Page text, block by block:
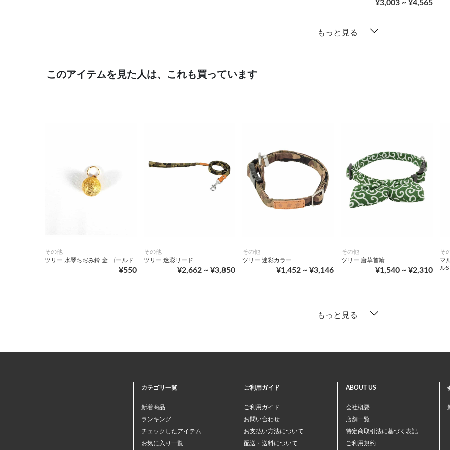
¥3,003 ~ ¥4,565
もっと見る
このアイテムを見た人は、これも買っています
その他
ツリー 水琴ちぢみ鈴 金 ゴールド
¥550
その他
ツリー 迷彩リード
¥2,662 ~ ¥3,850
その他
ツリー 迷彩カラー
¥1,452 ~ ¥3,146
その他
ツリー 唐草首輪
¥1,540 ~ ¥2,310
そ
マ
ル
もっと見る
カテゴリ一覧
新着商品
ランキング
チェックしたアイテム
お気に入り一覧
ご利用ガイド
ご利用ガイド
お問い合わせ
お支払い方法について
配送・送料について
ABOUT US
会社概要
店舗一覧
特定商取引法に基づく表記
ご利用規約